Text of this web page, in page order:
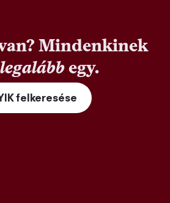
Mindenkinek
legalábbegy.
felkeresése